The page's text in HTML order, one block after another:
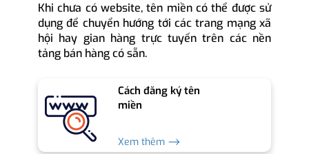
Khi chưa có website, tên miền có thể được sử
dụng để chuyển hướng tới các trang mạng xã
hội hay gian hàng trực tuyến trên các nền
tảng bán hàng có sẵn.
Cách đăng ký tên
miền
Xem thêm ⟶